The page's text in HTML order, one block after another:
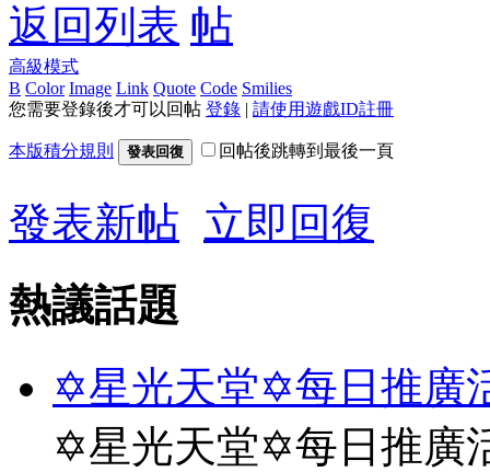
返回列表
高級模式
B Color Image Link Quote Code Smilies
您需要登錄後才可以回帖 登錄 | 請使用遊戲ID註冊
本版積分規則 發表回復 回帖後跳轉到最後一頁
發表新帖 立即回復
熱議話題
✡星光天堂✡每日推廣
✡星光天堂✡每日推廣